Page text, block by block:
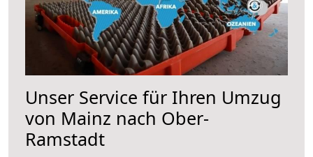
Unser Service für Ihren Umzug
von Mainz nach Ober-
Ramstadt